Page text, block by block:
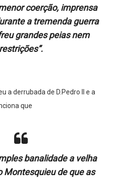
coerção, imprensa
a tremenda guerra
grandes peias nem
restrições”.
a derrubada de D.Pedro II e a
que
banalidade a velha
Montesquieu de que as